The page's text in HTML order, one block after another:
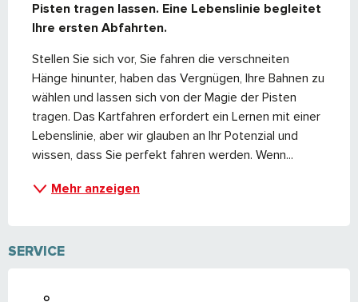
Pisten tragen lassen. Eine Lebenslinie begleitet
Ihre ersten Abfahrten.
Stellen Sie sich vor, Sie fahren die verschneiten
Hänge hinunter, haben das Vergnügen, Ihre Bahnen zu
wählen und lassen sich von der Magie der Pisten
tragen. Das Kartfahren erfordert ein Lernen mit einer
Lebenslinie, aber wir glauben an Ihr Potenzial und
wissen, dass Sie perfekt fahren werden. Wenn...
Mehr anzeigen
SERVICE